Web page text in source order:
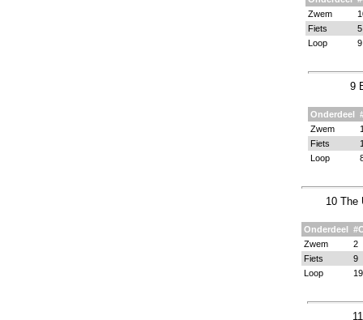
Zwem
Fiets
5
Loop
9
9
Onderdeel
Zwem
Fiets
Loop
10 The
Onderdeel
Zwem
2
Fiets
9
Loop
19